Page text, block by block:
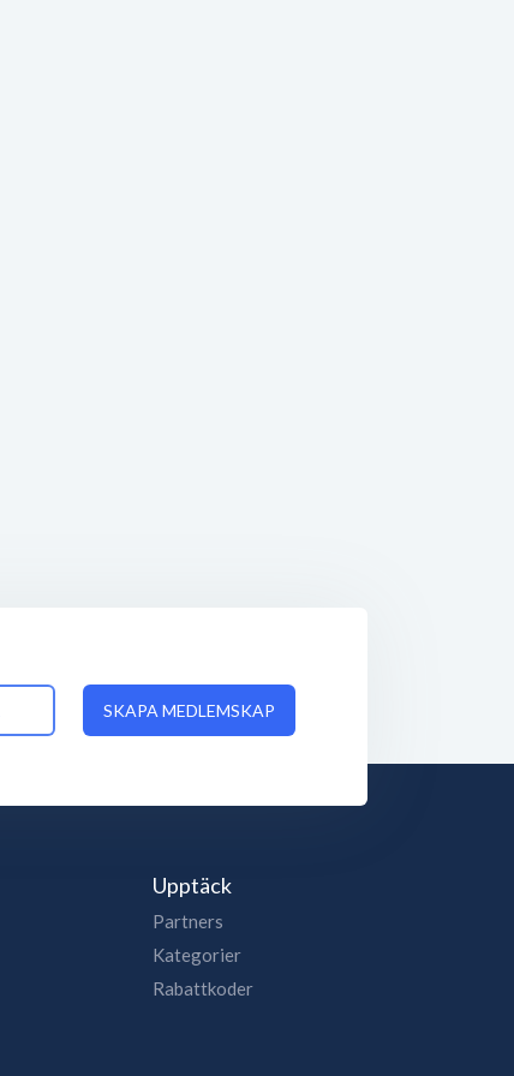
SKAPA MEDLEMSKAP
Upptäck
Partners
Kategorier
Rabattkoder